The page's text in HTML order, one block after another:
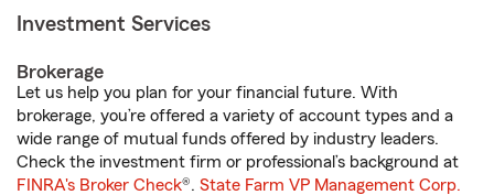
Investment Services
Brokerage
Let us help you plan for your financial future. With
brokerage, you’re offered a variety of account types and a
wide range of mutual funds offered by industry leaders.
Check the investment firm or professional’s background at
FINRA's Broker Check®. State Farm VP Management Corp.